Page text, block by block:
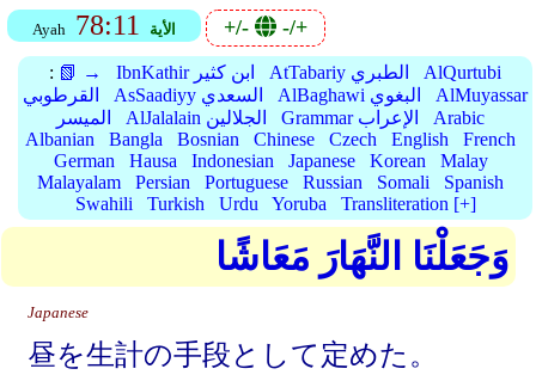
Ayah 78:11 الأية +/- -/+
: 📗 → IbnKathir ابن كثير AtTabariy الطبري
AlQurtubi
القرطوبي
AsSaadiyy السعدي AlBaghawi البغوي
AlMuyassar
الميسر
AlJalalain الجلالين Grammar الإعراب
Arabic
Albanian
Bangla Bosnian Chinese Czech English
French
German
Hausa Indonesian Japanese Korean
Malay
Malayalam
Persian Portuguese Russian Somali
Spanish
Swahili
Turkish Urdu Yoruba Transliteration [+]
وَجَعَلْنَا النَّهَارَ مَعَاشًا
Japanese
昼を生計の手段として定めた。